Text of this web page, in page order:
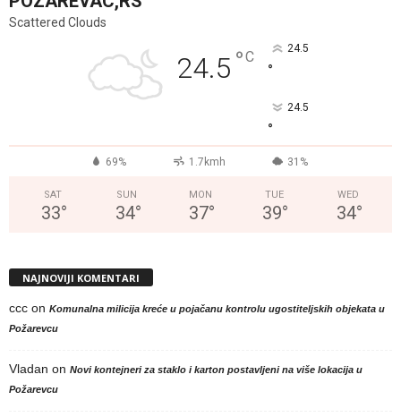
Scattered Clouds
24.5 °C 24.5
°
24.5
°
69% 1.7kmh 31%
SAT
33°
SUN
34°
MON
37°
TUE
39°
WED
34°
NAJNOVIJI KOMENTARI
ccc on Komunalna milicija kreće u pojačanu kontrolu ugostiteljskih objekata u
Požarevcu
Vladan on Novi kontejneri za staklo i karton postavljeni na više lokacija u
Požarevcu